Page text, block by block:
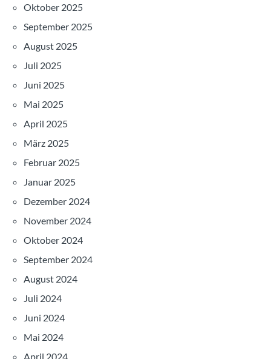
Oktober 2025
September 2025
August 2025
Juli 2025
Juni 2025
Mai 2025
April 2025
März 2025
Februar 2025
Januar 2025
Dezember 2024
November 2024
Oktober 2024
September 2024
August 2024
Juli 2024
Juni 2024
Mai 2024
April 2024